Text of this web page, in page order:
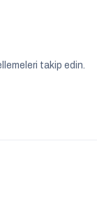
takip edin.